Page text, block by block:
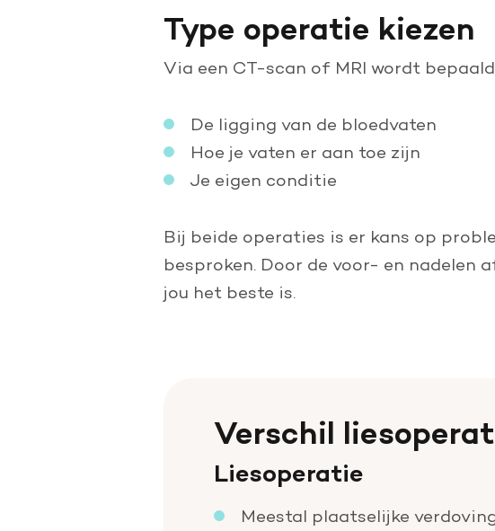
Type operatie kiezen
Via een CT-scan of MRI wordt
De ligging van de bloedvaten
Hoe je vaten er aan toe zijn
Je eigen conditie
Bij beide operaties is er kans op
besproken. Door de voor- en nadelen
jou het beste is.
Verschil
Liesoperatie
Meestal plaatselijke